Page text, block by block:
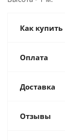
Как купить
Оплата
Доставка
Отзывы